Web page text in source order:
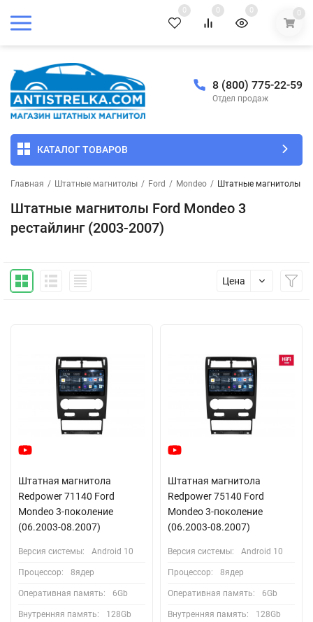
0 0 0 0
8 (800) 775-22-59
Отдел продаж
КАТАЛОГ ТОВАРОВ
Главная / Штатные магнитолы / Ford / Mondeo / Штатные магнитолы
Штатные магнитолы Ford Mondeo 3
рестайлинг (2003-2007)
Цена
Штатная магнитола
Redpower 71140 Ford
Mondeo 3-поколение
(06.2003-08.2007)
Версия системы: Android 10
Процессор: 8ядер
Оперативная память: 6Gb
Внутренняя память: 128Gb
Штатная магнитола
Redpower 75140 Ford
Mondeo 3-поколение
(06.2003-08.2007)
Версия системы: Android 10
Процессор: 8ядер
Оперативная память: 6Gb
Внутренняя память: 128Gb